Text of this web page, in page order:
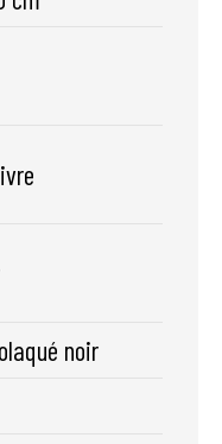
noir